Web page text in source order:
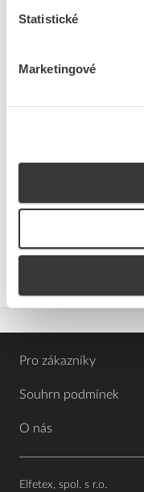
Statistické
Marketingové
Cena s DPH
4dní 99 ks
Zobrazit
Pro zákazníky
Souhrn podmínek
O nás
Elfetex, spol. s r.o.